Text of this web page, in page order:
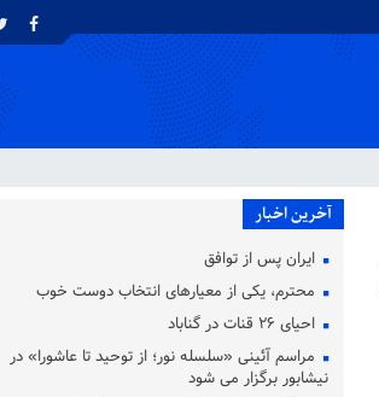
آخرین اخبار
ایران پس از توافق
محترم، یکی از معیارهای انتخاب دوست خوب
احیای ۲۶ قنات در گناباد
مراسم آئینی «سلسله نور؛ از توحید تا عاشورا» در
نیشابور برگزار می شود